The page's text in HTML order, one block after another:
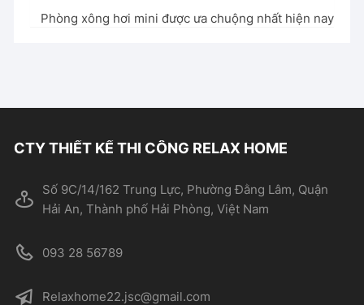
Phòng xông hơi mini được ưa chuộng nhất hiện nay
CTY THIẾT KẾ THI CÔNG RELAX HOME
Số 9C/14/162 Trung Lực, Phường Đằng Lâm, Quận
Hải An, Thành phố Hải Phòng, Việt Nam
093 28 56789
Relaxhome22.jsc@gmail.com